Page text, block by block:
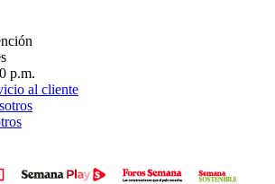
p.m.
al cliente